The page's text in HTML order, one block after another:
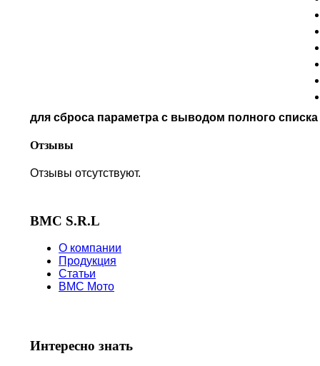
TVS
для сброса параметра с выводом полного
Отзывы
Отзывы отсутствуют.
BMC S.R.L
О компании
Продукция
Статьи
BMC Мото
Интересно знать